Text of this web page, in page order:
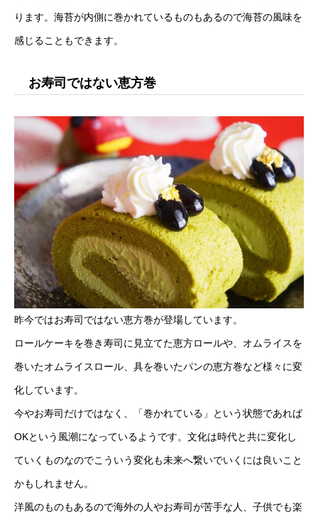
ります。海苔が内側に巻かれているものもあるので海苔の風味を
感じることもできます。
お寿司ではない恵方巻
昨今ではお寿司ではない恵方巻が登場しています。
ロールケーキを巻き寿司に見立てた恵方ロールや、オムライスを
巻いたオムライスロール、具を巻いたパンの恵方巻など様々に変
化しています。
今やお寿司だけではなく、「巻かれている」という状態であれば
OKという風潮になっているようです。文化は時代と共に変化し
ていくものなのでこういう変化も未来へ繋いでいくには良いこと
かもしれません。
洋風のものもあるので海外の人やお寿司が苦手な人、子供でも楽